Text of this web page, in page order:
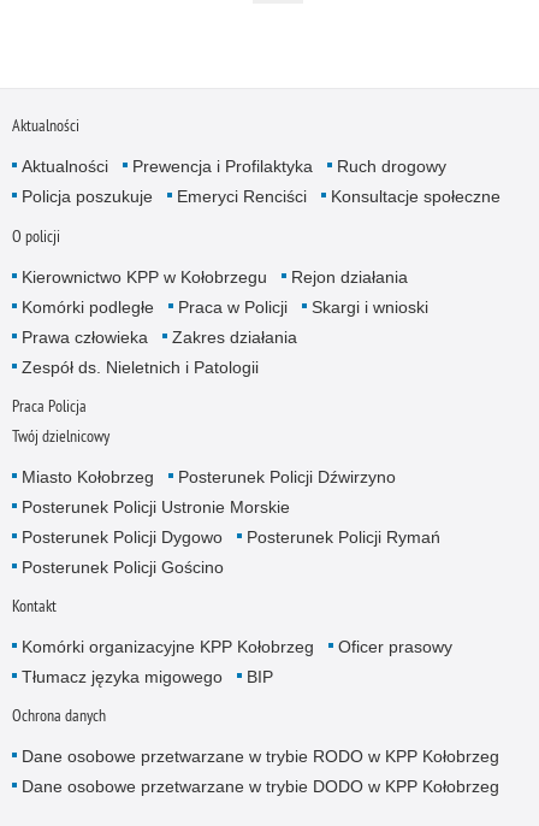
Aktualności
Aktualności Prewencja i Profilaktyka
Ruch drogowy
Policja poszukuje
Emeryci Renciści Konsultacje społeczne
O policji
Kierownictwo KPP w Kołobrzegu
Rejon działania
Komórki podległe
Praca w Policji
Skargi i wnioski
Prawa człowieka
Zakres działania
Zespół ds. Nieletnich i Patologii
Praca Policja
Twój dzielnicowy
Miasto Kołobrzeg
Posterunek Policji Dźwirzyno
Posterunek Policji Ustronie Morskie
Posterunek Policji Dygowo
Posterunek Policji Rymań
Posterunek Policji Gościno
Kontakt
Komórki organizacyjne KPP Kołobrzeg
Oficer prasowy
Tłumacz języka migowego
BIP
Ochrona danych
Dane osobowe przetwarzane w trybie RODO w KPP Kołobrzeg
Dane osobowe przetwarzane w trybie DODO w KPP Kołobrzeg